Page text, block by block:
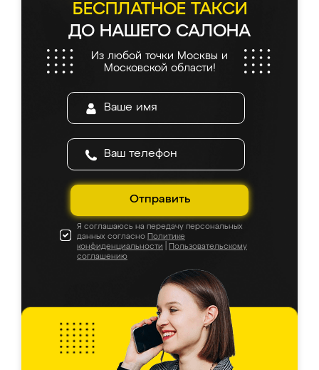
БЕСПЛАТНОЕ ТАКСИ
ДО НАШЕГО САЛОНА
Из любой точки Москвы и
Московской области!
Отправить
Я соглашаюсь на передачу персональных
данных согласно Политике
конфиденциальности
Пользовательскому
соглашению